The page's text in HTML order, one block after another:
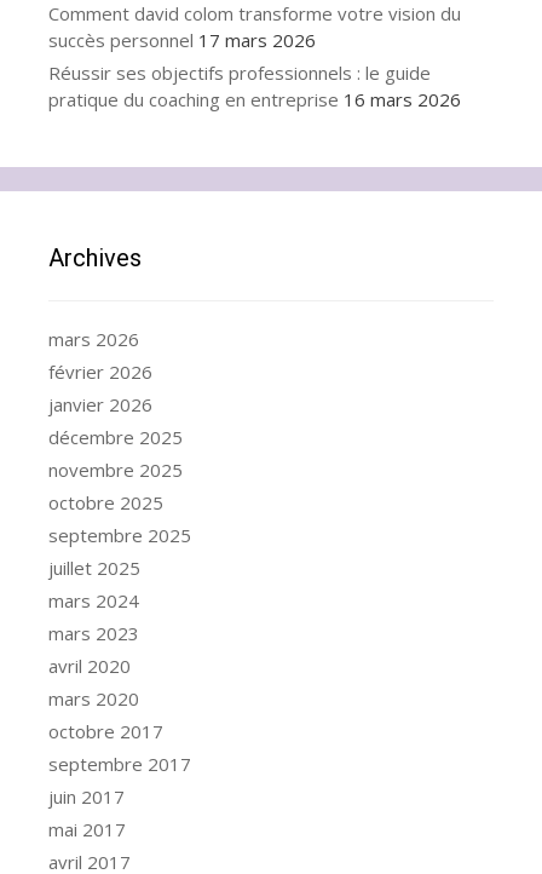
Comment david colom transforme votre vision du
succès personnel 17 mars 2026
Réussir ses objectifs professionnels : le guide
pratique du coaching en entreprise 16 mars 2026
Archives
mars 2026
février 2026
janvier 2026
décembre 2025
novembre 2025
octobre 2025
septembre 2025
juillet 2025
mars 2024
mars 2023
avril 2020
mars 2020
octobre 2017
septembre 2017
juin 2017
mai 2017
avril 2017